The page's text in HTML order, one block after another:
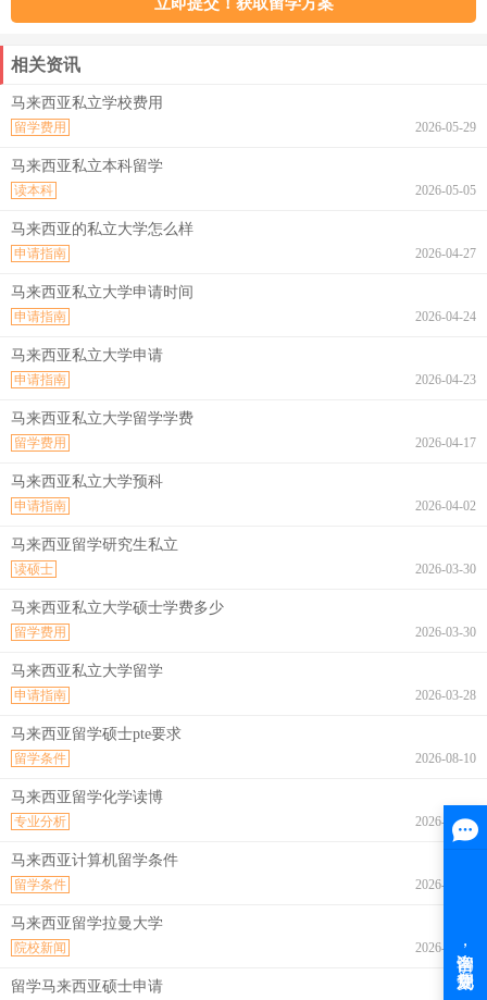
相关资讯
马来西亚私立学校费用
2026-05-29
留学费用
马来西亚私立本科留学
2026-05-05
读本科
马来西亚的私立大学怎么样
2026-04-27
申请指南
马来西亚私立大学申请时间
2026-04-24
申请指南
马来西亚私立大学申请
2026-04-23
申请指南
马来西亚私立大学留学学费
2026-04-17
留学费用
马来西亚私立大学预科
2026-04-02
申请指南
马来西亚留学研究生私立
2026-03-30
读硕士
马来西亚私立大学硕士学费多少
2026-03-30
留学费用
马来西亚私立大学留学
2026-03-28
申请指南
马来西亚留学硕士pte要求
2026-08-10
留学条件
马来西亚留学化学读博
2026-08-10
专业分析
马来西亚计算机留学条件
2026-08-10
留学条件
马来西亚留学拉曼大学
2026-08-10
院校新闻
留学马来西亚硕士申请